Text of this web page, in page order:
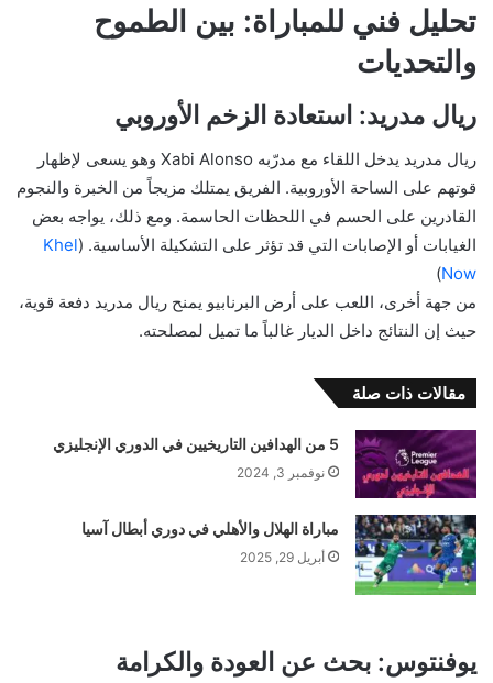
تحليل فني للمباراة: بين الطموح
والتحديات
ريال مدريد: استعادة الزخم الأوروبي
ريال مدريد يدخل اللقاء مع مدرّبه Xabi Alonso وهو يسعى لإظهار
قوتهم على الساحة الأوروبية. الفريق يمتلك مزيجاً من الخبرة والنجوم
القادرين على الحسم في اللحظات الحاسمة. ومع ذلك، يواجه بعض
الغيابات أو الإصابات التي قد تؤثر على التشكيلة الأساسية. (Khel
Now
)
من جهة أخرى، اللعب على أرض البرنابيو يمنح ريال مدريد دفعة قوية،
حيث إن النتائج داخل الديار غالباً ما تميل لمصلحته.
مقالات ذات صلة
5 من الهدافين التاريخيين في الدوري الإنجليزي
نوفمبر 3, 2024
مباراة الهلال والأهلي في دوري أبطال آسيا
أبريل 29, 2025
يوفنتوس: بحث عن العودة والكرامة